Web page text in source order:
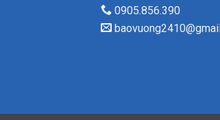
0905.856.390